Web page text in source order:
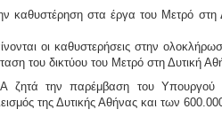
καθυστέρηση στα έργα του Μετρό
οι καθυστερήσεις στην
του δικτύου του Μετρό στη Δυτική
την παρέμβαση του Υπουργού
της Δυτικής Αθήνας και των